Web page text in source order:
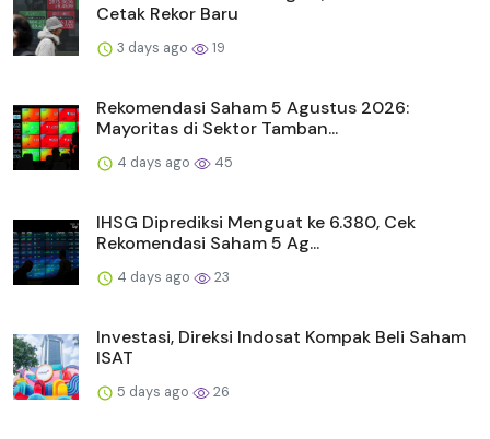
Cetak Rekor Baru
3 days ago 19
Rekomendasi Saham 5 Agustus 2026:
Mayoritas di Sektor Tamban...
4 days ago 45
IHSG Diprediksi Menguat ke 6.380, Cek
Rekomendasi Saham 5 Ag...
4 days ago 23
Investasi, Direksi Indosat Kompak Beli Saham
ISAT
5 days ago 26